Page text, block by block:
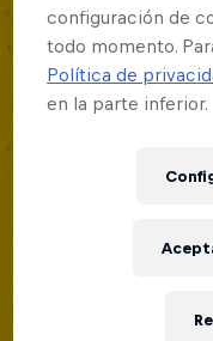
configuración de
todo momento.
Política de
en la parte inferior.